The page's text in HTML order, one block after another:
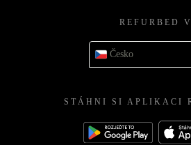
REFURBED V
Česko
STÁHNI SI APLIKACI